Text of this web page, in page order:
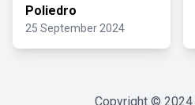
Poliedro
25 September 2024
Copyright © 2024